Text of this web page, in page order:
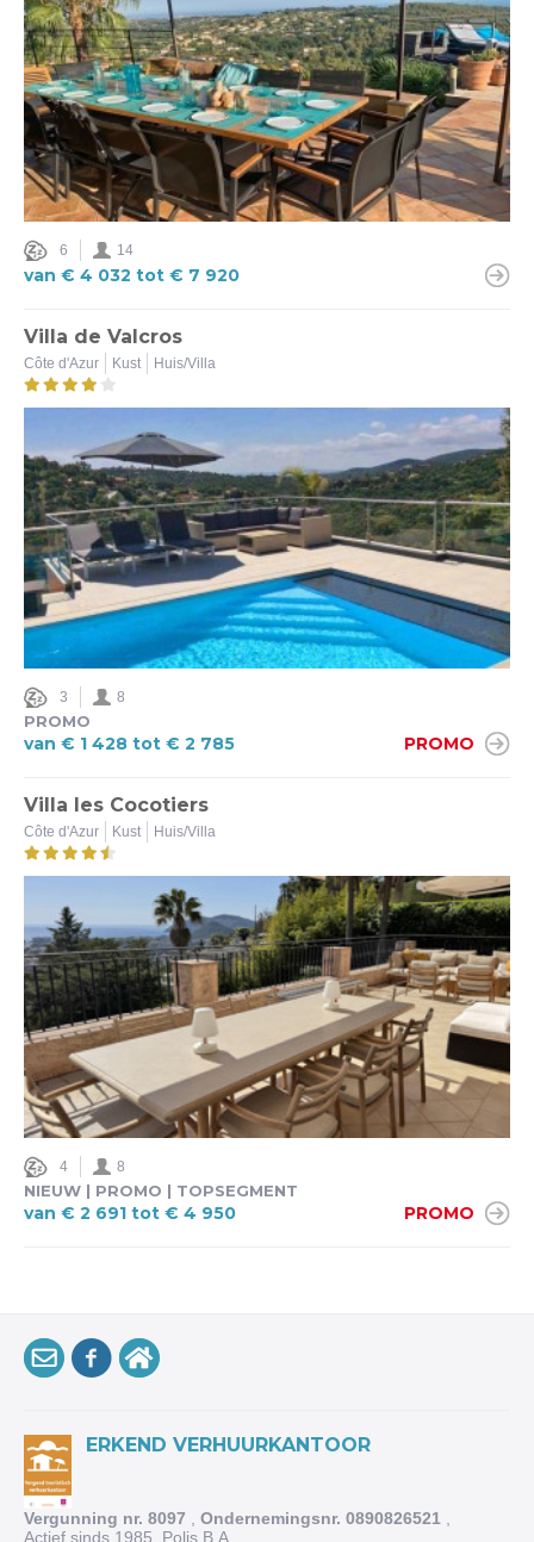
6 14
van € 4 032 tot € 7 920
Villa de Valcros
Côte d'Azur Kust Huis/Villa
3 8
PROMO
van € 1 428 tot € 2 785 PROMO
Villa les Cocotiers
Côte d'Azur Kust Huis/Villa
4 8
NIEUW | PROMO | TOPSEGMENT
van € 2 691 tot € 4 950 PROMO
ERKEND VERHUURKANTOOR
Vergunning nr. 8097 Ondernemingsnr. 0890826521
Actief sinds 1985, Polis B.A.